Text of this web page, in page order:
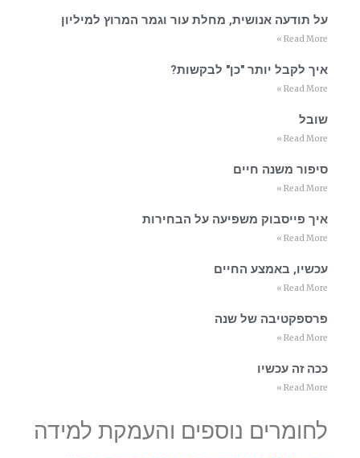
על תודעה אנושית, מחלת עור וגמר המרוץ למיליון
Read More »
איך לקבל יותר "כן" לבקשות?
Read More »
שובל
Read More »
סיפור משנה חיים
Read More »
איך פייסבוק משפיעה על הבחירות
Read More »
עכשיו, באמצע החיים
Read More »
פרספקטיבה של שנה
Read More »
ככה זה עכשיו
Read More »
לחומרים נוספים והעמקת למידה